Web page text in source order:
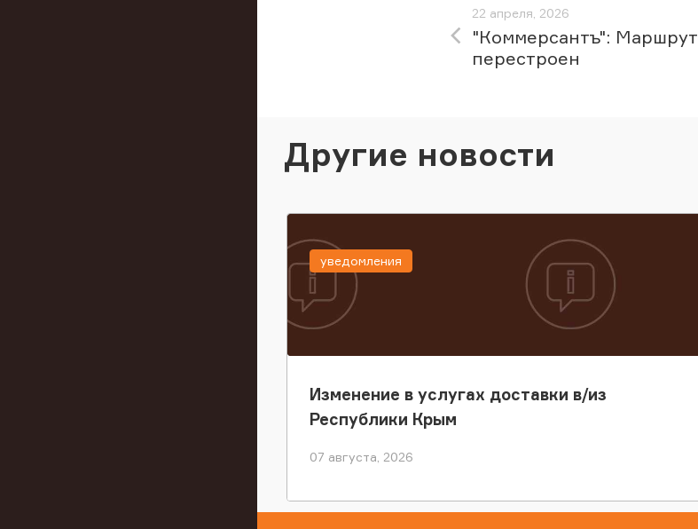
22 апреля, 2026
"Коммерсантъ": Маршрут
перестроен
Другие новости
Изменение в услугах доставки в/из
Республики Крым
07 августа, 2026
уведомления